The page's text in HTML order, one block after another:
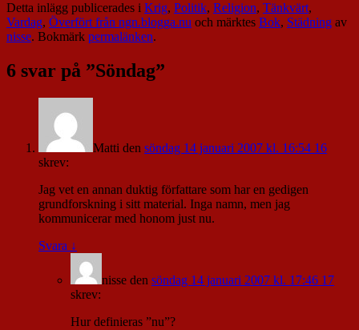
Detta inlägg publicerades i Krig, Politik, Religion, Tänkvärt,
Vardag, Överfört från ngn.blogga.nu och märktes Bok, Städning av
nisse. Bokmärk permalänken.
6 svar på ”Söndag”
Matti den söndag 14 januari 2007 kl. 16:54 16
skrev:
Jag vet en annan duktig författare som har en gedigen
grundforskning i sitt material. Inga namn, men jag
kommunicerar med honom just nu.
Svara ↓
nisse den söndag 14 januari 2007 kl. 17:46 17
skrev:
Hur definieras ”nu”?